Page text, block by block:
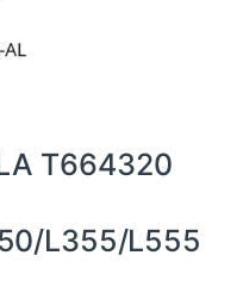
T664320
L355/L555